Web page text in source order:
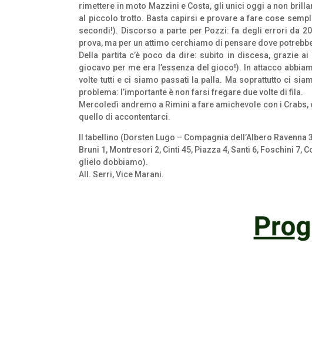
rimettere in moto Mazzini e Costa, gli unici oggi a non
al piccolo trotto. Basta capirsi e provare a fare cose
secondi!). Discorso a parte per Pozzi: fa degli errori da
prova, ma per un attimo cerchiamo di pensare dove
Della partita c’è poco da dire: subito in discesa, grazie
giocavo per me era l’essenza del gioco!). In attacco
volte tutti e ci siamo passati la palla. Ma soprattutto ci
problema: l’importante è non farsi fregare due volte di fila.
Mercoledì andremo a Rimini a fare amichevole con i
quello di accontentarci.
Il tabellino (Dorsten Lugo – Compagnia dell’Albero Ravenna
Bruni 1, Montresori 2, Cinti 45, Piazza 4, Santi 6, Foschini
glielo dobbiamo).
All. Serri, Vice Marani.